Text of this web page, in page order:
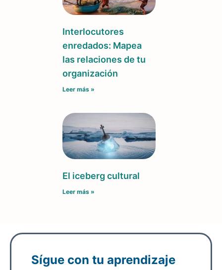
Interlocutores
enredados: Mapea
las relaciones de tu
organización
Leer más »
El iceberg cultural
Leer más »
Sígue con tu aprendizaje